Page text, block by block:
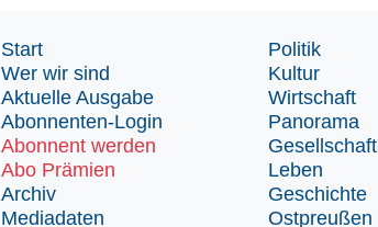
Start
Wer wir sind
Aktuelle Ausgabe
Abonnenten-Login
Abonnent werden
Abo Prämien
Archiv
Mediadaten
Politik
Kultur
Wirtschaft
Panorama
Gesellschaft
Leben
Geschichte
Ostpreußen